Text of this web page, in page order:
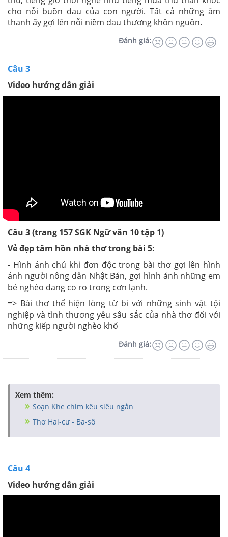
cho nỗi buồn đau của con người. Tất cả những âm
thanh ấy gợi lên nỗi niềm đau thương khôn nguôn.
Đánh giá:
Câu 3
Video hướng dẫn giải
Câu 3 (trang 157 SGK Ngữ văn 10 tập 1)
Vẻ đẹp tâm hồn nhà thơ trong bài 5:
- Hình ảnh chú khỉ đơn độc trong bài thơ gợi lên hình
ảnh người nông dân Nhật Bản, gợi hình ảnh những em
bé nghèo đang co ro trong cơn lạnh.
=> Bài thơ thể hiện lòng từ bi với những sinh vật tội
nghiệp và tình thương yêu sâu sắc của nhà thơ đối với
những kiếp người nghèo khổ
Đánh giá:
Xem thêm:
Soạn Khe chim kêu siêu ngắn
Thơ Hai-cư - Ba-sô
Câu 4
Video hướng dẫn giải